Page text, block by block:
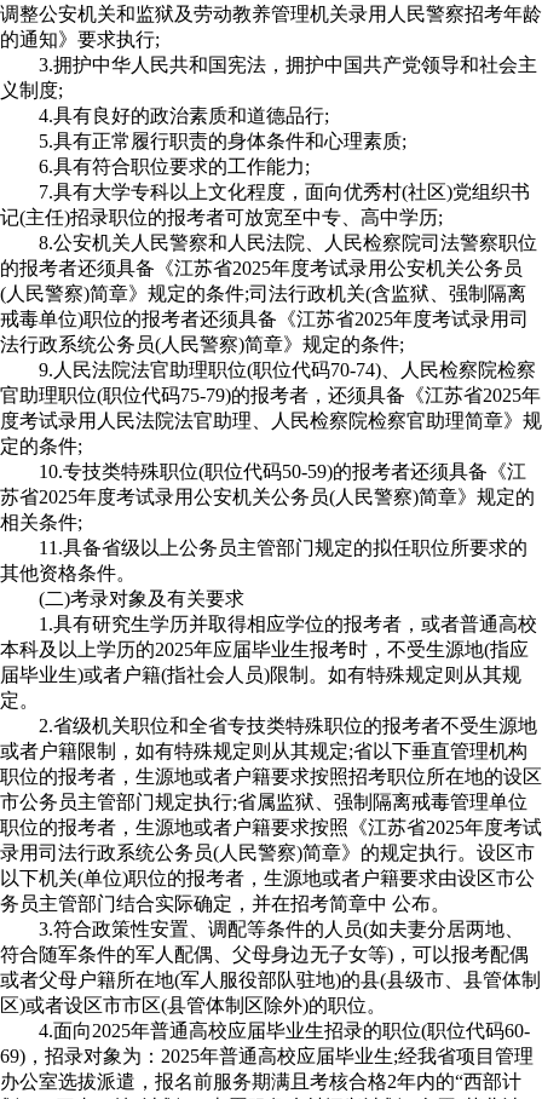
调整公安机关和监狱及劳动教养管理机关录用人民警察招考年龄
的通知》要求执行;
3.拥护中华人民共和国宪法，拥护中国共产党领导和社会主
义制度;
4.具有良好的政治素质和道德品行;
5.具有正常履行职责的身体条件和心理素质;
6.具有符合职位要求的工作能力;
7.具有大学专科以上文化程度，面向优秀村(社区)党组织书
记(主任)招录职位的报考者可放宽至中专、高中学历;
8.公安机关人民警察和人民法院、人民检察院司法警察职位
的报考者还须具备《江苏省2025年度考试录用公安机关公务员
(人民警察)简章》规定的条件;司法行政机关(含监狱、强制隔离
戒毒单位)职位的报考者还须具备《江苏省2025年度考试录用司
法行政系统公务员(人民警察)简章》规定的条件;
9.人民法院法官助理职位(职位代码70-74)、人民检察院检察
官助理职位(职位代码75-79)的报考者，还须具备《江苏省2025年
度考试录用人民法院法官助理、人民检察院检察官助理简章》规
定的条件;
10.专技类特殊职位(职位代码50-59)的报考者还须具备《江
苏省2025年度考试录用公安机关公务员(人民警察)简章》规定的
相关条件;
11.具备省级以上公务员主管部门规定的拟任职位所要求的
其他资格条件。
(二)考录对象及有关要求
1.具有研究生学历并取得相应学位的报考者，或者普通高校
本科及以上学历的2025年应届毕业生报考时，不受生源地(指应
届毕业生)或者户籍(指社会人员)限制。如有特殊规定则从其规
定。
2.省级机关职位和全省专技类特殊职位的报考者不受生源地
或者户籍限制，如有特殊规定则从其规定;省以下垂直管理机构
职位的报考者，生源地或者户籍要求按照招考职位所在地的设区
市公务员主管部门规定执行;省属监狱、强制隔离戒毒管理单位
职位的报考者，生源地或者户籍要求按照《江苏省2025年度考试
录用司法行政系统公务员(人民警察)简章》的规定执行。设区市
以下机关(单位)职位的报考者，生源地或者户籍要求由设区市公
务员主管部门结合实际确定，并在招考简章中 公布。
3.符合政策性安置、调配等条件的人员(如夫妻分居两地、
符合随军条件的军人配偶、父母身边无子女等)，可以报考配偶
或者父母户籍所在地(军人服役部队驻地)的县(县级市、县管体制
区)或者设区市市区(县管体制区除外)的职位。
4.面向2025年普通高校应届毕业生招录的职位(职位代码60-
69)，招录对象为：2025年普通高校应届毕业生;经我省项目管理
办公室选拔派遣，报名前服务期满且考核合格2年内的“西部计